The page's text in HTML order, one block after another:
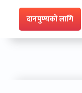
दानपुण्यको लागि